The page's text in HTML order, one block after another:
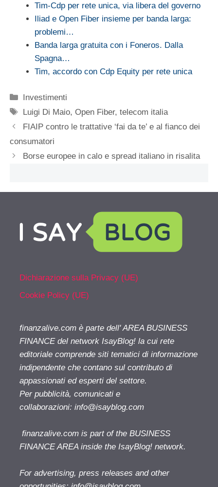
Tim-Cdp per rete unica, via libera del governo
Iliad e Open Fiber insieme per banda larga:
problemi…
Banda larga gratuita con i Foneros. Dalla
Spagna…
Tim, accordo con Cdp Equity per rete unica
Categorie
Investimenti
Tag
Luigi Di Maio,Open Fiber,telecom italia
FIAIP contro le trattative ‘fai da te’ e al fianco dei
consumatori
Borse europee in calo e spread italiano in risalita
Dichiarazione sulla Privacy (UE)
Cookie Policy (UE)
finanzalive.com è parte dell' AREA BUSINESS
FINANCE del network IsayBlog! la cui rete
editoriale comprende siti tematici di informazione
indipendente che contano sul contributo di
appassionati ed esperti del settore.
Per pubblicità, comunicati e
collaborazioni: info@isayblog.com
finanzalive.com is part of the BUSINESS
FINANCE AREA inside the IsayBlog! network.
For advertising, press releases and other